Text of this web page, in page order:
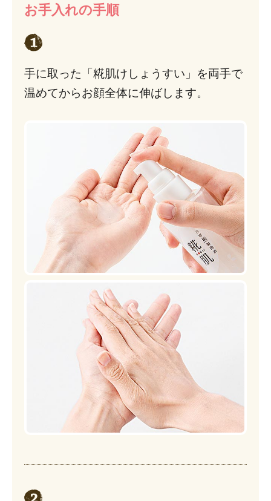
お手入れの手順
手に取った「糀肌けしょうすい」を両手で
温めてからお顔全体に伸ばします。